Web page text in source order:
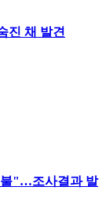
진 채 발견
불"…조사결과 발